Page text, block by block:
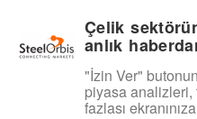
Çelik
anlık
"İzin Ver"
piyasa analizleri,
fazlası